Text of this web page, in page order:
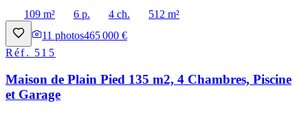
109 m²
6 p. 4 ch.
512 m²
11 photos465 000 €
Réf. 515
Maison de Plain Pied 135 m2, 4 Chambres, Piscine
et Garage